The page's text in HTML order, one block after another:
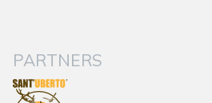
PARTNERS